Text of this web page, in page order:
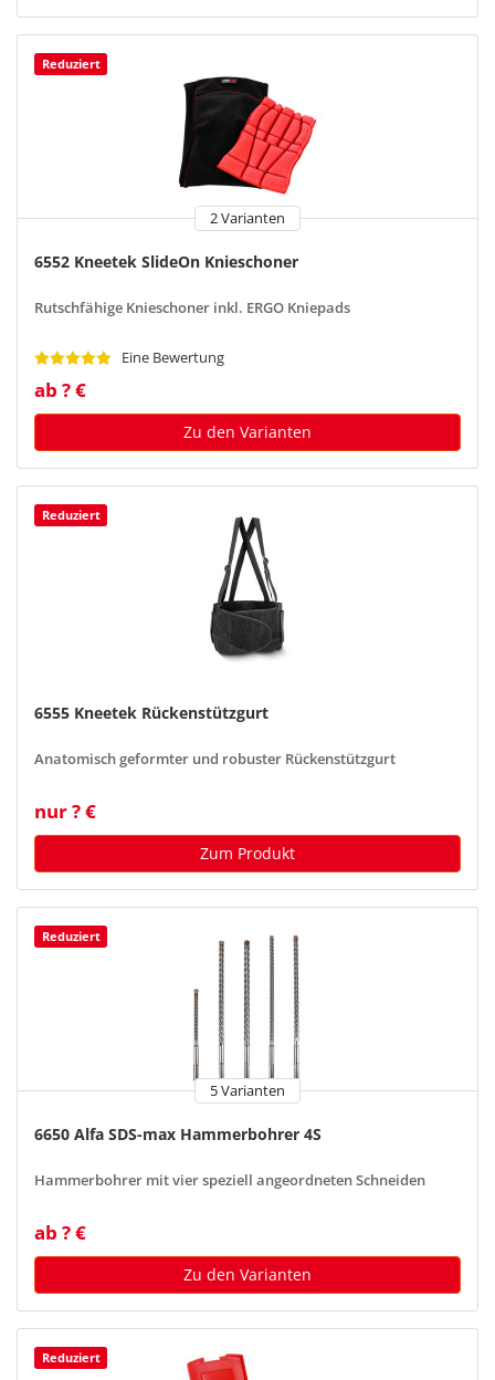
Reduziert
2 Varianten
6552 Kneetek SlideOn Knieschoner
Rutschfähige Knieschoner inkl. ERGO Kniepads
Eine Bewertung
ab ? €
Zu den Varianten
Reduziert
6555 Kneetek Rückenstützgurt
Anatomisch geformter und robuster Rückenstützgurt
nur ? €
Zum Produkt
Reduziert
5 Varianten
6650 Alfa SDS-max Hammerbohrer 4S
Hammerbohrer mit vier speziell angeordneten Schneiden
ab ? €
Zu den Varianten
Reduziert